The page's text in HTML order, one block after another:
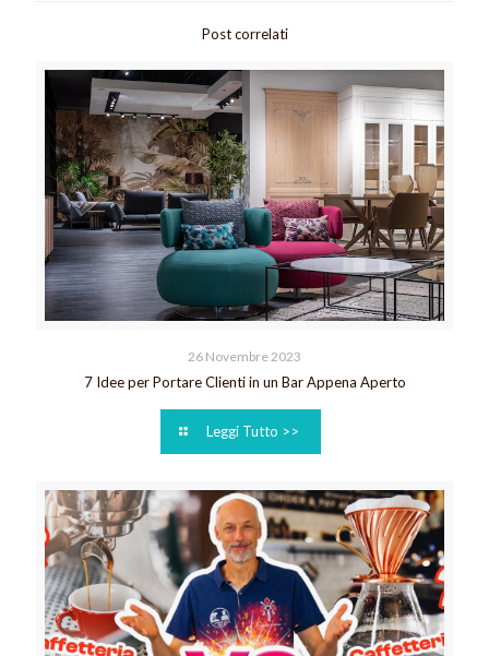
Post correlati
26 Novembre 2023
7 Idee per Portare Clienti in un Bar Appena Aperto
Leggi Tutto >>